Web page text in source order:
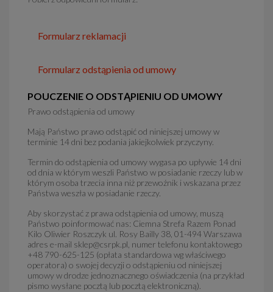
Formularz reklamacji
Formularz odstąpienia od umowy
POUCZENIE O ODSTĄPIENIU OD UMOWY
Prawo odstąpienia od umowy
Mają Państwo prawo odstąpić od niniejszej umowy w
terminie 14 dni bez podania jakiejkolwiek przyczyny.
Termin do odstąpienia od umowy wygasa po upływie 14 dni
od dnia w którym weszli Państwo w posiadanie rzeczy lub w
którym osoba trzecia inna niż przewoźnik i wskazana przez
Państwa weszła w posiadanie rzeczy.
Aby skorzystać z prawa odstąpienia od umowy, muszą
Państwo poinformować nas: Ciemna Strefa Razem Ponad
Kilo Oliwier Roszczyk ul. Rosy Bailly 38, 01-494 Warszawa
adres e-mail sklep@csrpk.pl, numer telefonu kontaktowego
+48 790-625-125 (opłata standardowa wg właściwego
operatora) o swojej decyzji o odstąpieniu od niniejszej
umowy w drodze jednoznacznego oświadczenia (na przykład
pismo wysłane pocztą lub pocztą elektroniczną).